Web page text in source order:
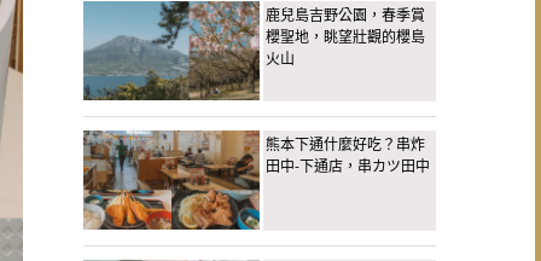
鹿兒島吉野公園，春季賞
櫻聖地，眺望壯觀的櫻島
火山
熊本下通什麼好吃？串炸
田中-下通店，串カツ田中